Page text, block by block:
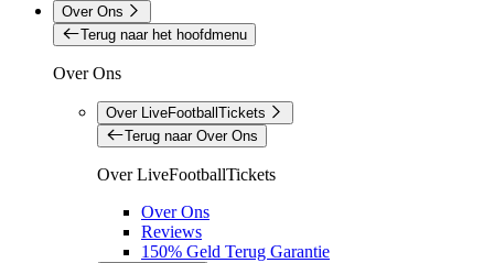
Over Ons
Terug naar het hoofdmenu
Over Ons
Over LiveFootballTickets
Terug naar Over Ons
Over LiveFootballTickets
Over Ons
Reviews
150% Geld Terug Garantie